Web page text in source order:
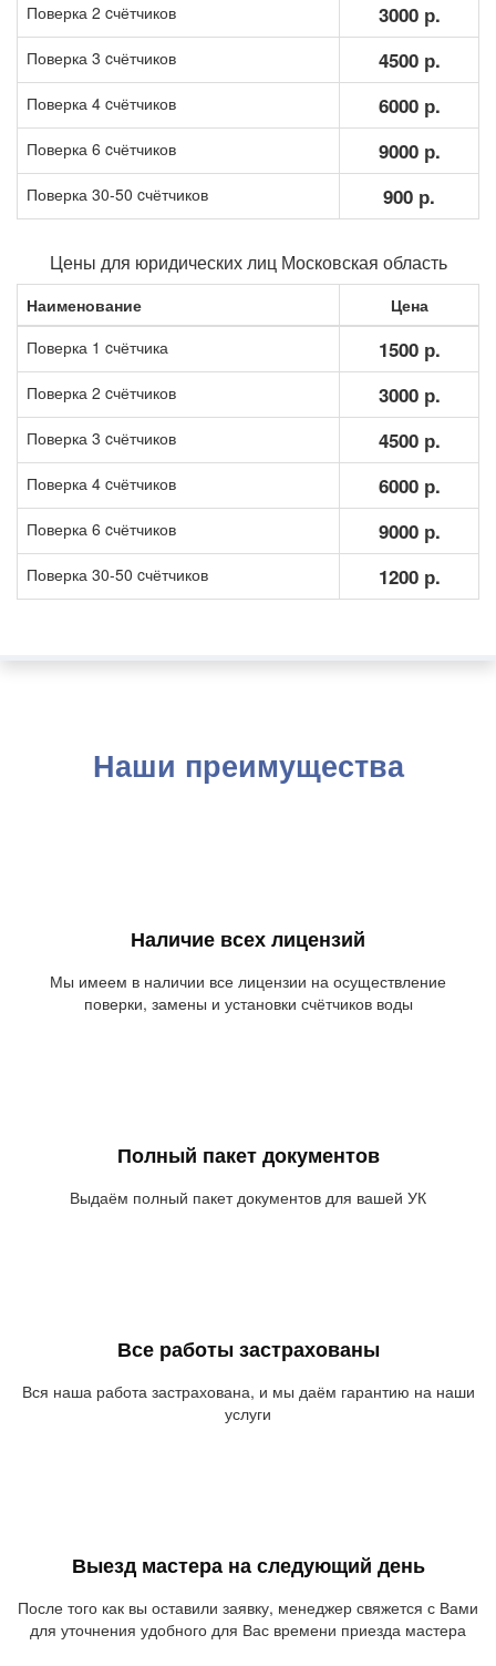
Поверка 2 cчётчиков 3000 р.
Поверка 3 cчётчиков 4500 р.
Поверка 4 cчётчиков 6000 р.
Поверка 6 cчётчиков 9000 р.
Поверка 30-50 cчётчиков 900 р.
Цены для юридических лиц Московская область
Наименование
Цена
Поверка 1 cчётчика
1500 р.
Поверка 2 cчётчиков 3000 р.
Поверка 3 cчётчиков 4500 р.
Поверка 4 cчётчиков 6000 р.
Поверка 6 cчётчиков 9000 р.
Поверка 30-50 cчётчиков 1200 р.
Наши преимущества
Наличие всех лицензий
Мы имеем в наличии все лицензии на осуществление
поверки, замены и установки счётчиков воды
Полный пакет документов
Выдаём полный пакет документов для вашей УК
Все работы застрахованы
Вся наша работа застрахована, и мы даём гарантию на наши
услуги
Выезд мастера на следующий день
После того как вы оставили заявку, менеджер свяжется с Вами
для уточнения удобного для Вас времени приезда мастера